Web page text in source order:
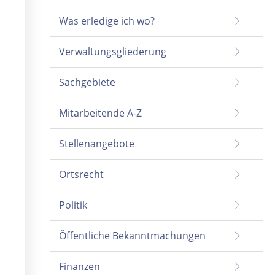
Was erledige ich wo?
Verwaltungsgliederung
Sachgebiete
Mitarbeitende A-Z
Stellenangebote
Ortsrecht
Politik
Öffentliche Bekanntmachungen
Finanzen